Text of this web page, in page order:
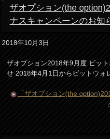
ザオプション(the
ナスキャンペーンのお知
2018年10月3日
ザオプション2018年9月度 ビッ
せ 2018年4月1日からビットウォ
「ザオプション(the